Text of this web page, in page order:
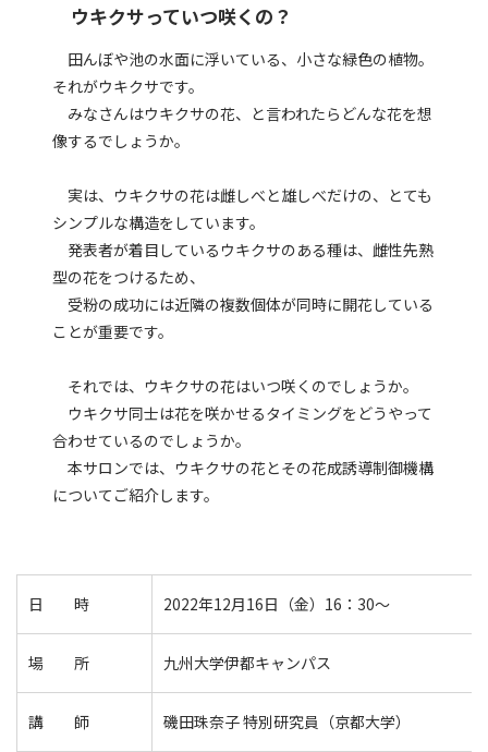
ウキクサっていつ咲くの？
田んぼや池の水面に浮いている、小さな緑色の植物。
それがウキクサです。
みなさんはウキクサの花、と言われたらどんな花を想
像するでしょうか。
実は、ウキクサの花は雌しべと雄しべだけの、とても
シンプルな構造をしています。
発表者が着目しているウキクサのある種は、雌性先熟
型の花をつけるため、
受粉の成功には近隣の複数個体が同時に開花している
ことが重要です。
それでは、ウキクサの花はいつ咲くのでしょうか。
ウキクサ同士は花を咲かせるタイミングをどうやって
合わせているのでしょうか。
本サロンでは、ウキクサの花とその花成誘導制御機構
についてご紹介します。
日 時 2022年12月16日（金）16：30～
場 所 九州大学伊都キャンパス
講 師 磯田珠奈子 特別研究員（京都大学）